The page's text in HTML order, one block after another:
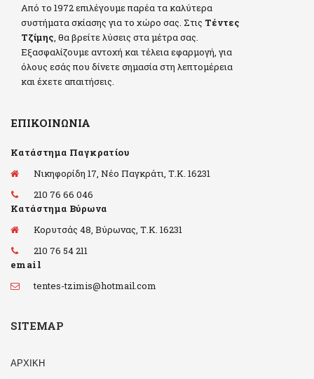
Από το 1972 επιλέγουμε παρέα τα καλύτερα
συστήματα σκίασης για το χώρο σας. Στις Τέντες
Τζίμης, θα βρείτε λύσεις στα μέτρα σας.
Εξασφαλίζουμε αντοχή και τέλεια εφαρμογή, για
όλους εσάς που δίνετε σημασία στη λεπτομέρεια
και έχετε απαιτήσεις.
ΕΠΙΚΟΙΝΩΝΊΑ
Κατάστημα Παγκρατίου
Νικηφορίδη 17, Νέο Παγκράτι, Τ.Κ. 16231
210 76 66 046
Κατάστημα Βύρωνα
Κορυτσάς 48, Βύρωνας, Τ.Κ. 16231
210 76 54 211
email
tentes-tzimis@hotmail.com
SITEMAP
ΑΡΧΙΚΗ